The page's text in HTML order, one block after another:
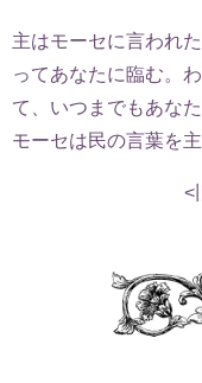
主はモーセに言われ
ってあなたに臨む。
て、いつまでもあな
モーセは民の言葉を主
<